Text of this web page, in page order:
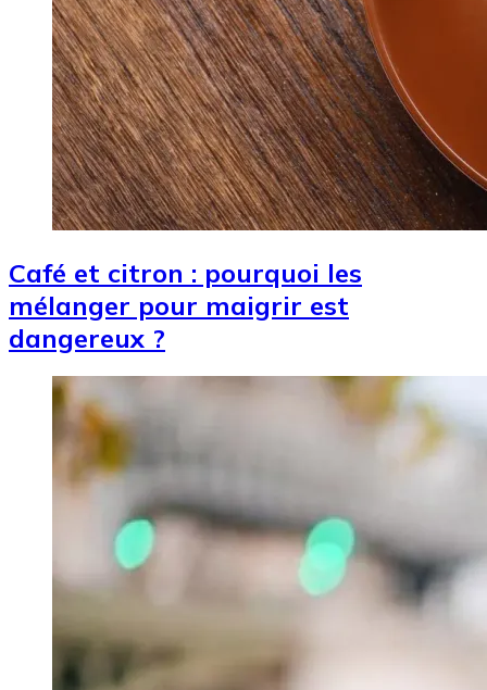
Café et citron : pourquoi les
mélanger pour maigrir est
dangereux ?
Image